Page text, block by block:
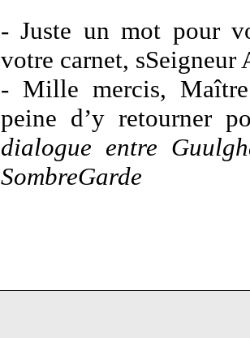
- Juste un mot pour
votre carnet, sSeigneur
- Mille mercis,
peine d’y retourner
dialogue entre
SombreGarde